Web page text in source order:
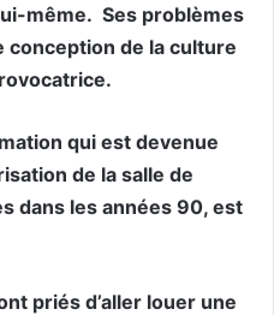
même. Ses problèmes
conception de la culture
qui est devenue
de la salle de
dans les années 90, est
priés d’aller louer une